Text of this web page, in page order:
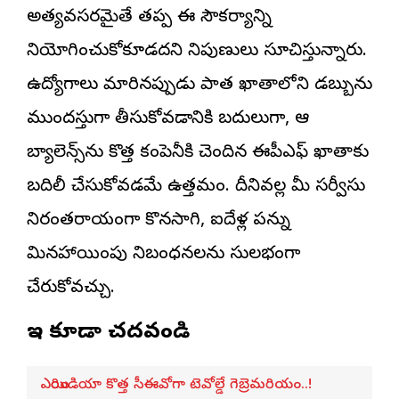
అత్యవసరమైతే తప్ప ఈ సౌకర్యాన్ని
వినియోగించుకోకూడదని నిపుణులు సూచిస్తున్నారు.
ఉద్యోగాలు మారినప్పుడు పాత ఖాతాలోని డబ్బును
ముందస్తుగా తీసుకోవడానికి బదులుగా, ఆ
బ్యాలెన్స్‌ను కొత్త కంపెనీకి చెందిన ఈపీఎఫ్ ఖాతాకు
బదిలీ చేసుకోవడమే ఉత్తమం. దీనివల్ల మీ సర్వీసు
నిరంతరాయంగా కొనసాగి, ఐదేళ్ల పన్ను
మినహాయింపు నిబంధనలను సులభంగా
చేరుకోవచ్చు.
ఇవి కూడా చదవండి
ఎయిరిండియా కొత్త సీఈవోగా టెవోల్డే గెబ్రెమరియం..!